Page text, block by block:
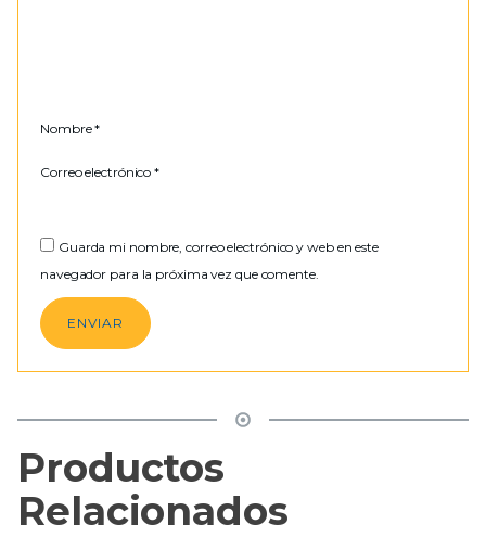
Nombre*
Correo electrónico*
Guarda mi nombre, correo electrónico y web en este
navegador para la próxima vez que comente.
Productos
Relacionados